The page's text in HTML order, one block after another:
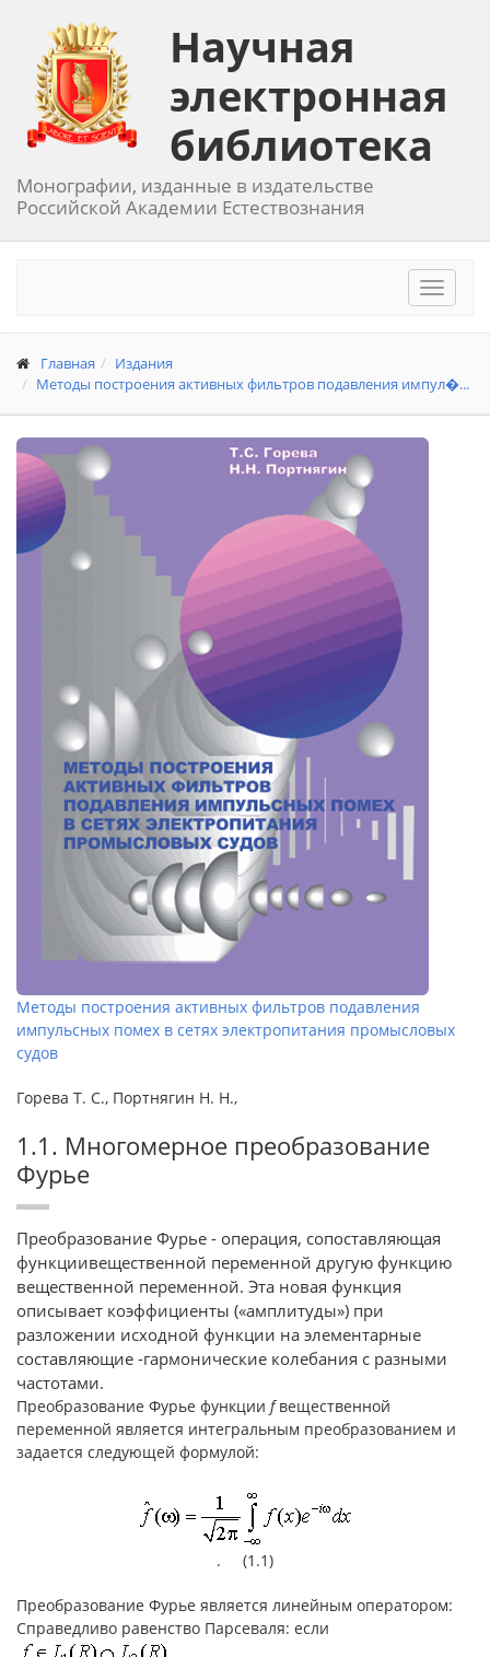
Научная
электронная
библиотека
Монографии, изданные в издательстве
Российской Академии Естествознания
Toggle
Главная
Издания
Методы построения активных фильтров подавления импул�...
Методы построения активных фильтров подавления
импульсных помех в сетях электропитания промысловых
судов
Горева Т. С., Портнягин Н. Н.,
1.1. Многомерное преобразование
Фурье
Преобразование Фурье - операция, сопоставляющая
функциивещественной переменной другую функцию
вещественной переменной. Эта новая функция
описывает коэффициенты («амплитуды») при
разложении исходной функции на элементарные
составляющие -гармонические колебания с разными
частотами.
Преобразование Фурье функции fвещественной
переменной является интегральным преобразованием и
задается следующей формулой:
. (1.1)
Преобразование Фурье является линейным оператором:
Справедливо равенство Парсеваля: если